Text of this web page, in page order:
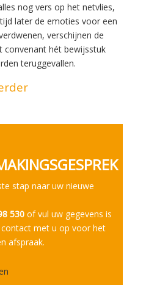
nog vers op het netvlies,
later de emoties voor een
verschijnen de
convenant hét bewijsstuk
teruggevallen.
stap naar uw nieuwe
530 of vul uw gegevens is
met u op voor het
afspraak.